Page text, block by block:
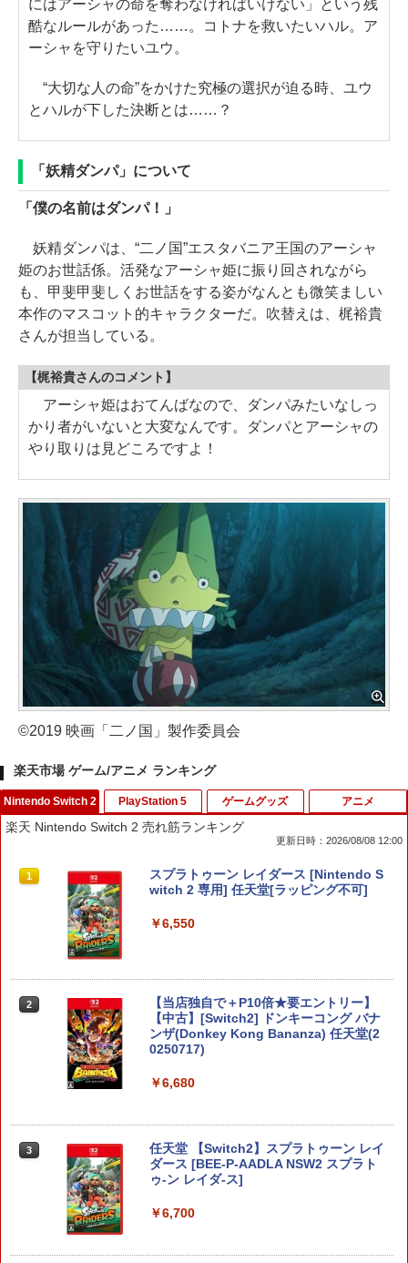
にはアーシャの命を奪わなければいけない」という残
酷なルールがあった……。コトナを救いたいハル。ア
ーシャを守りたいユウ。
“大切な人の命”をかけた究極の選択が迫る時、ユウ
とハルが下した決断とは……？
「妖精ダンパ」について
「僕の名前はダンパ！」
妖精ダンパは、“二ノ国”エスタバニア王国のアーシャ
姫のお世話係。活発なアーシャ姫に振り回されながら
も、甲斐甲斐しくお世話をする姿がなんとも微笑ましい
本作のマスコット的キャラクターだ。吹替えは、梶裕貴
さんが担当している。
【梶裕貴さんのコメント】
アーシャ姫はおてんばなので、ダンパみたいなしっ
かり者がいないと大変なんです。ダンパとアーシャの
やり取りは見どころですよ！
©2019 映画「二ノ国」製作委員会
楽天市場 ゲーム/アニメ ランキング
Nintendo Switch 2
楽天 Nintendo Switch 2 売れ筋ランキング
更新日時：2026/08/08 12:00
1
スプラトゥーン レイダース [Nintendo S
witch 2 専用] 任天堂[ラッピング不可]
￥6,550
2
【当店独自で＋P10倍★要エントリー】
【中古】[Switch2] ドンキーコング バナ
ンザ(Donkey Kong Bananza) 任天堂(2
0250717)
￥6,680
3
任天堂 【Switch2】スプラトゥーン レイ
ダース [BEE-P-AADLA NSW2 スプラト
ゥ-ン レイダ-ス]
￥6,700
PlayStation 5 ゲームグッズ アニメ